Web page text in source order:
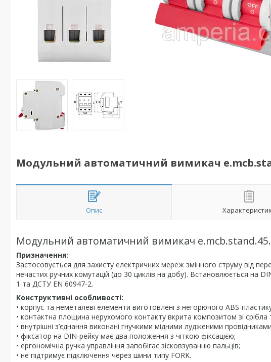
Модульний автоматичний вимикач
Опис
Модульний автоматичний вимикач
Призначення:
Застосовується для захисту електричних мереж змінного струму від
нечастих ручних комутацій (до 30 циклів на добу). Встановлюється на
1 та ДСТУ EN 60947-2.
Конструктивні особливості:
• корпус та неметалеві елементи виготовлені з негорючого ABS-
• контактна площина нерухомого контакту вкрита композитом зі срібла
• внутрішні з’єднання виконані гнучкими мідними лудженими
• фіксатор на DIN-рейку має два положення з чіткою фіксацією;
• ергономічна ручка управління запобігає зісковзуванню пальців;
• не підтримує підключення через шини типу FORK.